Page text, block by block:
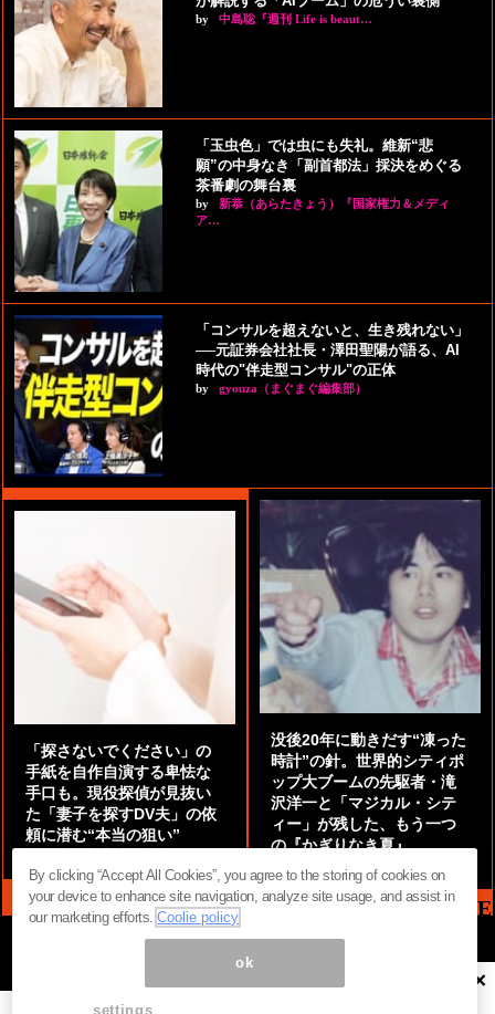
by 中島聡『週刊 Life is beaut…
「玉虫色」では虫にも失礼。維新“悲
願”の中身なき「副首都法」採決をめぐる
茶番劇の舞台裏
by
新恭（あらたきょう）『国家権力＆メディ
ア…
「コンサルを超えないと、生き残れない」
──元証券会社社長・澤田聖陽が語る、AI
時代の"伴走型コンサル"の正体
by gyouza（まぐまぐ編集部）
「探さないでください」の
手紙を自作自演する卑怯な
手口も。現役探偵が見抜い
た「妻子を探すDV夫」の依
頼に潜む“本当の狙い”
没後20年に動きだす“凍った
時計”の針。世界的シティポ
ップ大ブームの先駆者・滝
沢洋一と「マジカル・シテ
ィー」が残した、もう一つ
の『かぎりなき夏』
MAG2 NEWS HEADLINE
ページ内の商標は全て商標権者に属します。無断転載を禁じます。 ©
まぐまぐ！
×
By clicking “Accept All Cookies”, you agree to the storing of cookies on
your device to enhance site navigation, analyze site usage, and assist in
our marketing efforts.Coolie policy
ok
settings